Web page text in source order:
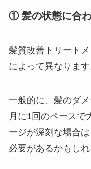
① 髪の状態に合
髪質改善トリート
によって異なります
一般的に、髪のダ
月に1回のペースで
ージが深刻な場合
必要があるかもしれ